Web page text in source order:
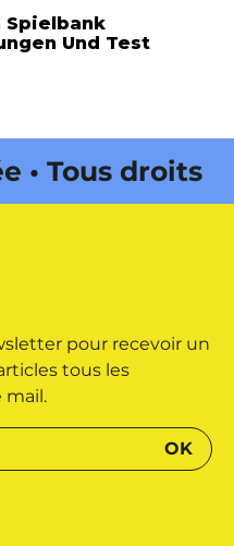
Spielbank
Und Test
droits
droits
Web •
pour recevoir un
tous les
mail.